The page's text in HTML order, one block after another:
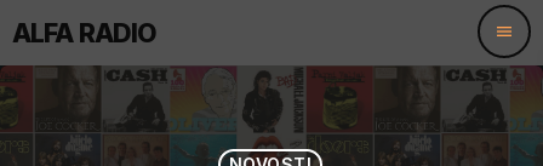
ALFA RADIO menu